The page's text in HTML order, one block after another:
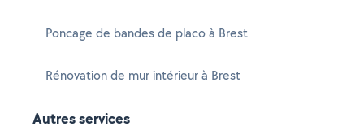
Poncage de bandes de placo à Brest
Rénovation de mur intérieur à Brest
Autres services